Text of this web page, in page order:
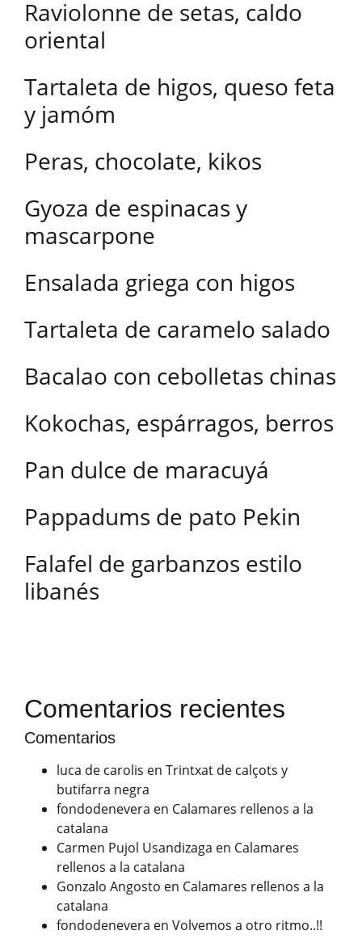
Raviolonne de setas, caldo
oriental
Tartaleta de higos, queso feta
y jamóm
Peras, chocolate, kikos
Gyoza de espinacas y
mascarpone
Ensalada griega con higos
Tartaleta de caramelo salado
Bacalao con cebolletas chinas
Kokochas, espárragos, berros
Pan dulce de maracuyá
Pappadums de pato Pekin
Falafel de garbanzos estilo
libanés
Comentarios recientes
Comentarios
luca de carolis en Trintxat de calçots y
butifarra negra
fondodenevera en Calamares rellenos a la
catalana
Carmen Pujol Usandizaga en Calamares
rellenos a la catalana
Gonzalo Angosto en Calamares rellenos a la
catalana
fondodenevera en Volvemos a otro ritmo..!!